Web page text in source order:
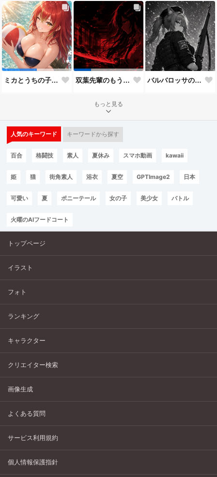
ミカとうちの子8人目 双葉先輩のもう一つの顔３ バルバロッサの狙撃兵（Kar98バージョン）
もっと見る
人気のキーワード キーワードから探す
百合 格闘技 素人 夏休み スマホ動画 kawaii
姫 猫 街角素人 浴衣 夏空 GPTImage2 日本
可愛い 夏 ポニーテール 女の子 美少女 バトル
火曜のAIフードコート
トップページ
イラスト
フォト
ランキング
キャラクター
クリエイター検索
画像生成
よくある質問
サービス利用規約
個人情報保護指針